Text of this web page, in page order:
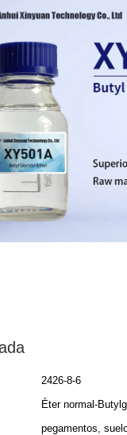
2426-8-6
Éter normal-
pegamentos,